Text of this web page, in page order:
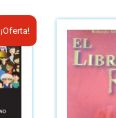
¡Oferta!